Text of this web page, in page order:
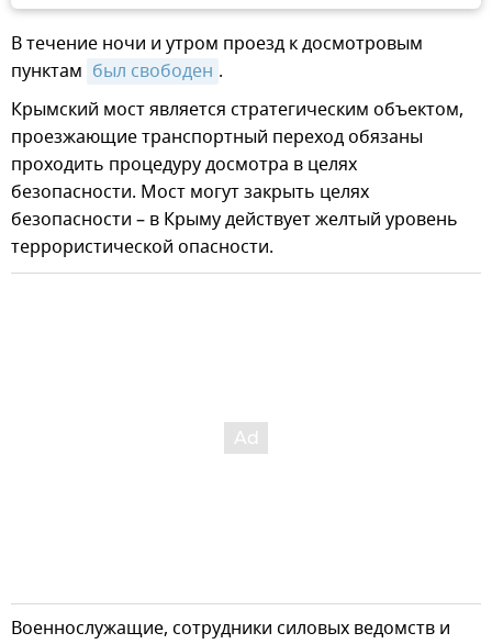
В течение ночи и утром проезд к досмотровым
пунктам был свободен .
Крымский мост является стратегическим объектом,
проезжающие транспортный переход обязаны
проходить процедуру досмотра в целях
безопасности. Мост могут закрыть целях
безопасности – в Крыму действует желтый уровень
террористической опасности.
Военнослужащие, сотрудники силовых ведомств и